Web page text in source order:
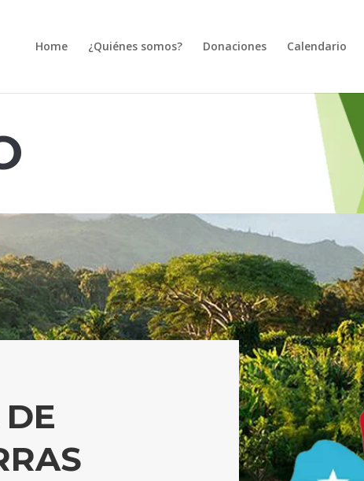
Home ¿Quiénes somos? Donaciones Calendario